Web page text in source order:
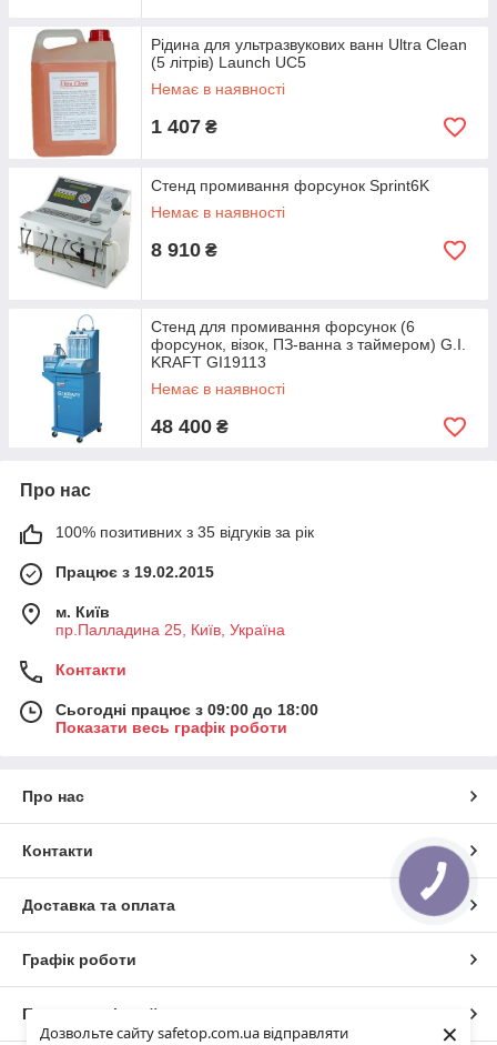
Дозвольте сайту safetop.com.ua відправляти
×
Рідина для ультразвукових ванн Ultra Clean
(5 літрів) Launch UC5
Немає в наявності
1 407 ₴
Стенд промивання форсунок Sprint6K
Немає в наявності
8 910 ₴
Стенд для промивання форсунок (6
форсунок, візок, ПЗ-ванна з таймером) G.I.
KRAFT GI19113
Немає в наявності
48 400 ₴
Про нас
100% позитивних з 35 відгуків за рік
Працює з 19.02.2015
м. Київ
пр.Палладина 25, Київ, Україна
Контакти
Сьогодні працює з 09:00 до 18:00
Показати весь графік роботи
Про нас
Контакти
Доставка та оплата
Графік роботи
Повна версія сайту